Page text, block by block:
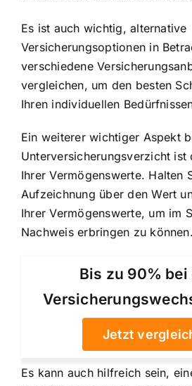
Es ist auch wichtig, alternative
Versicherungsoptionen in
verschiedene
vergleichen, um den besten
Ihren individuellen
Ein weiterer wichtiger Aspekt
Unterversicherungsverzicht ist
Ihrer Vermögenswerte. Halten
Aufzeichnung über den Wert
Ihrer Vermögenswerte, um im
Nachweis erbringen zu können.
Bis zu 90% bei
Jetzt
Es kann auch hilfreich sein,